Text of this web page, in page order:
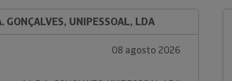
UNIPESSOAL, LDA
08 agosto 2026